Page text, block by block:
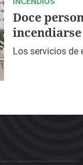
Doce
Los servicios de